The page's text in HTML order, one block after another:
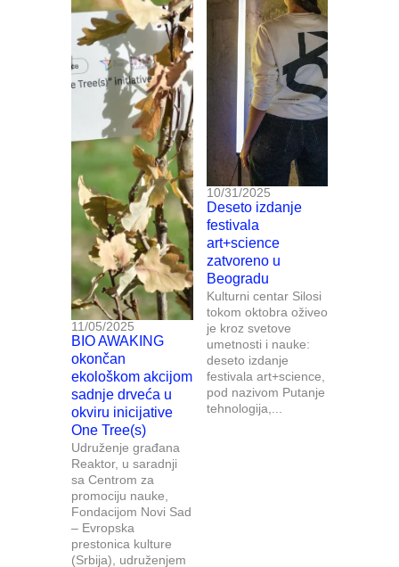
11/05/2025
BIO AWAKING
okončan
ekološkom akcijom
sadnje drveća u
okviru inicijative
One Tree(s)
Udruženje građana
Reaktor, u saradnji
sa Centrom za
promociju nauke,
Fondacijom Novi Sad
– Evropska
prestonica kulture
(Srbija), udruženjem
10/31/2025
Deseto izdanje
festivala
art+science
zatvoreno u
Beogradu
Kulturni centar Silosi
tokom oktobra oživeo
je kroz svetove
umetnosti i nauke:
deseto izdanje
festivala art+science,
pod nazivom Putanje
tehnologija,...